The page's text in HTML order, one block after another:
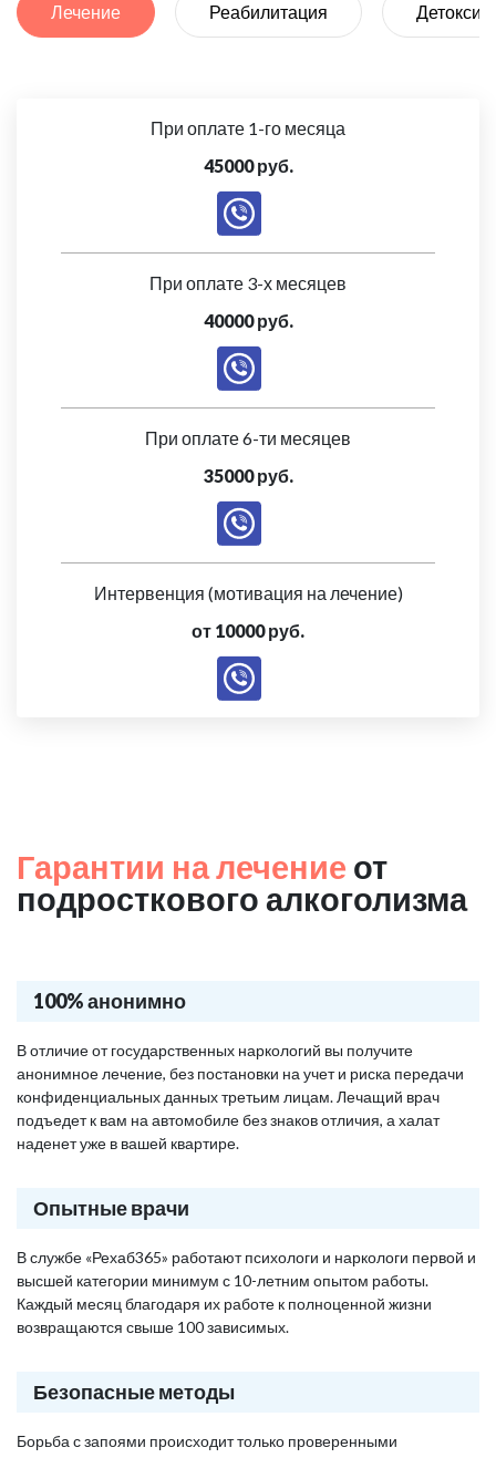
Лечение Реабилитация
При оплате 1-го месяца
45000 руб.
При оплате 3-х месяцев
40000 руб.
При оплате 6-ти месяцев
35000 руб.
Интервенция (мотивация на лечение)
от 10000 руб.
Гарантии на лечение от
подросткового алкоголизма
100% анонимно
В отличие от государственных наркологий вы получите
анонимное лечение, без постановки на учет и риска передачи
конфиденциальных данных третьим лицам. Лечащий врач
подъедет к вам на автомобиле без знаков отличия, а халат
наденет уже в вашей квартире.
Опытные врачи
В службе «Рехаб365» работают психологи и наркологи первой и
высшей категории минимум с 10-летним опытом работы.
Каждый месяц благодаря их работе к полноценной жизни
возвращаются свыше 100 зависимых.
Безопасные методы
Борьба с запоями происходит только проверенными